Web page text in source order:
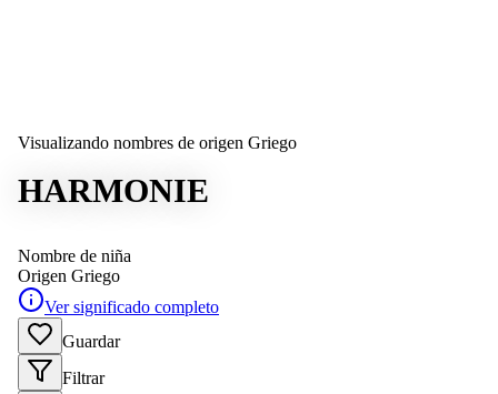
Visualizando nombres de origen Griego
HARMONIE
Nombre de niña
Origen Griego
Ver significado completo
Guardar
Filtrar